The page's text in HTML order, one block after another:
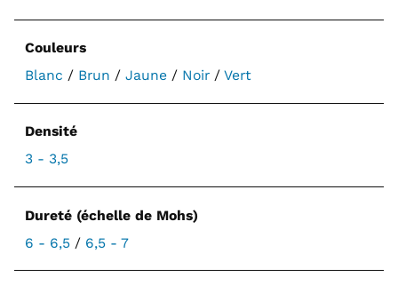
Couleurs
Blanc / Brun / Jaune/ Noir/ Vert
Densité
3 - 3,5
Dureté (échelle de Mohs)
6 - 6,5/ 6,5 - 7